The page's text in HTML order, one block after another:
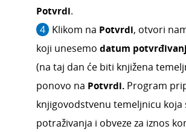
Potvrdi.
Klikom na Potvrdi, otvori
koji unesemo datum
(na taj dan će biti knjižena
ponovo na Potvrdi. Program
knjigovodstvenu temeljnicu koja
potraživanja i obveze za iznos